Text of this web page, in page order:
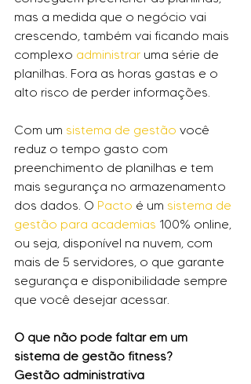
mas a medida que o negócio vai
crescendo, também vai ficando mais
complexo administrar uma série de
planilhas. Fora as horas gastas e o
alto risco de perder informações.
Com um sistema de gestão você
reduz o tempo gasto com
preenchimento de planilhas e tem
mais segurança no armazenamento
dos dados. O Pacto é um sistema de
gestão para academias 100% online,
ou seja, disponível na nuvem, com
mais de 5 servidores, o que garante
segurança e disponibilidade sempre
que você desejar acessar.
O que não pode faltar em um
sistema de gestão fitness?
Gestão administrativa